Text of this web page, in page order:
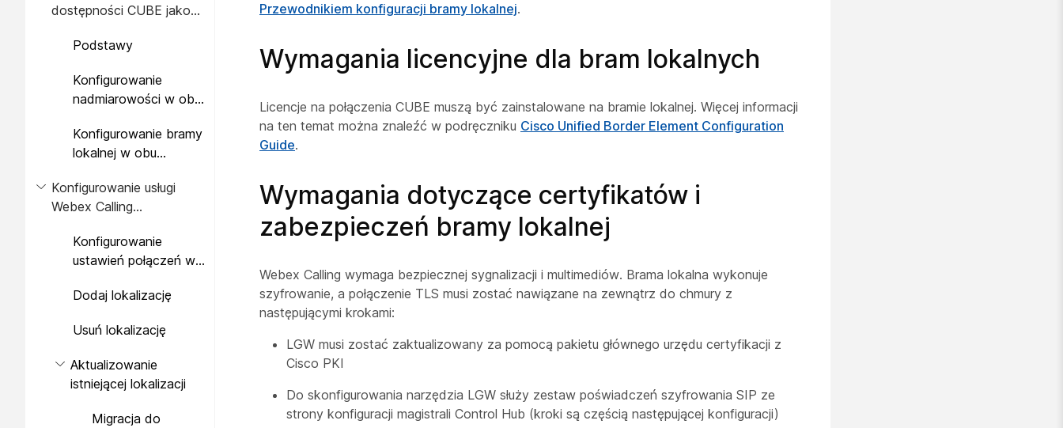
dostępności CUBE jako
Podstawy
Konfigurowanie
nadmiarowości w obu
CUBE
Konfigurowanie bramy
lokalnej w obu
Konfigurowanie usługi
Webex Calling
Konfigurowanie
ustawień połączeń w
po raz pierwszy
Dodaj lokalizację
Usuń lokalizację
Aktualizowanie
istniejącej lokalizacji
Migracja do
Przewodnikiem konfiguracji bramy lokalnej.
Wymagania licencyjne dla bram lokalnych
Licencje na połączenia CUBE muszą być zainstalowane na bramie lokalnej. Więcej informacji
na ten temat można znaleźć w podręczniku Cisco Unified Border Element Configuration
Guide.
Wymagania dotyczące certyfikatów i
zabezpieczeń bramy lokalnej
Webex Calling wymaga bezpiecznej sygnalizacji i multimediów. Brama lokalna wykonuje
szyfrowanie, a połączenie TLS musi zostać nawiązane na zewnątrz do chmury z
następującymi krokami:
LGW musi zostać zaktualizowany za pomocą pakietu głównego urzędu certyfikacji z
Cisco PKI
Do skonfigurowania narzędzia LGW służy zestaw poświadczeń szyfrowania SIP ze
strony konfiguracji magistrali Control Hub (kroki są częścią następującej konfiguracji)